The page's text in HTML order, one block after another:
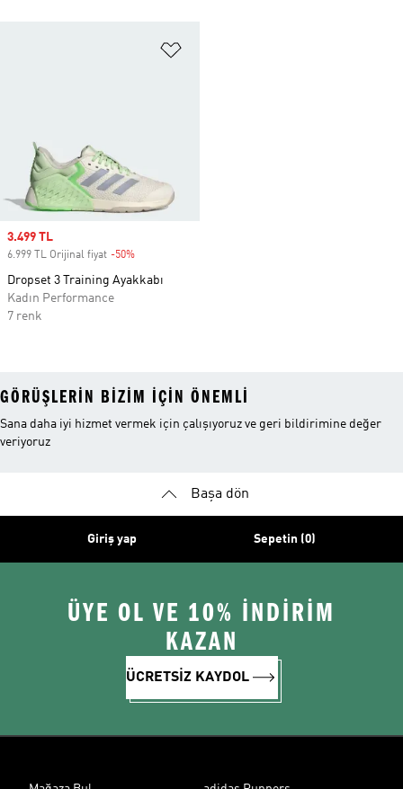
Sale price
3.499 TL
6.999 TL Orijinal fiyat -50%
Dropset 3 Training Ayakkabı
Kadın Performance
7 renk
GÖRÜŞLERIN BIZIM IÇIN ÖNEMLI
Sana daha iyi hizmet vermek için çalışıyoruz ve geri bildirimine değer
veriyoruz
Başa dön
Giriş yap Sepetin (0)
ÜYE OL VE 10% İNDİRİM
KAZAN
ÜCRETSİZ KAYDOL